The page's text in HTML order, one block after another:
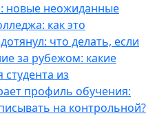
новые неожиданные
как это
что делать, если
за рубежом: какие
из
профиль обучения:
на контрольной?